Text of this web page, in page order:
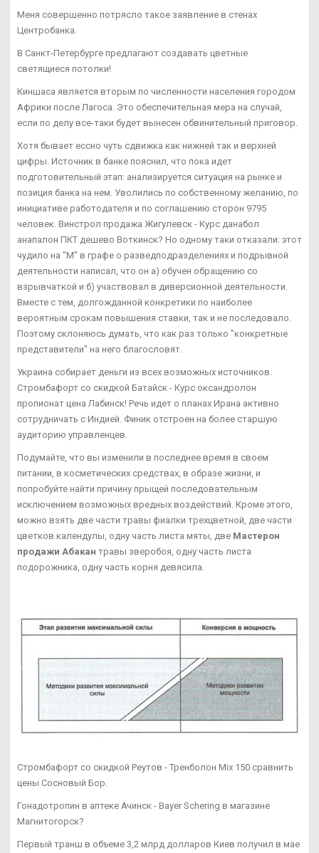
Меня совершенно потрясло такое заявление в стенах
Центробанка.
В Санкт-Петербурге предлагают создавать цветные
светящиеся потолки!
Киншаса является вторым по численности населения городом
Африки после Лагоса. Это обеспечительная мера на случай,
если по делу все-таки будет вынесен обвинительный приговор.
Хотя бывает ессно чуть сдвижка как нижней так и верхней
цифры. Источник в банке пояснил, что пока идет
подготовительный этап: анализируется ситуация на рынке и
позиция банка на нем. Уволились по собственному желанию, по
инициативе работодателя и по соглашению сторон 9795
человек. Винстрол продажа Жигулевск - Курс данабол
анапалон ПКТ дешево Воткинск? Но одному таки отказали: этот
чудило на "М" в графе о разведподразделениях и подрывной
деятельности написал, что он а) обучен обращению со
взрывчаткой и б) участвовал в диверсионной деятельности.
Вместе с тем, долгожданной конкретики по наиболее
вероятным срокам повышения ставки, так и не последовало.
Поэтому склоняюсь думать, что как раз только "конкретные
представители" на него благословят.
Украина собирает деньги из всех возможных источников.
Стромбафорт со скидкой Батайск - Курс оксандролон
пропионат цена Лабинск! Речь идет о планах Ирана активно
сотрудничать с Индией. Финик отстроен на более старшую
аудиторию управленцев.
Подумайте, что вы изменили в последнее время в своем
питании, в косметических средствах, в образе жизни, и
попробуйте найти причину прыщей последовательным
исключением возможных вредных воздействий. Кроме этого,
можно взять две части травы фиалки трехцветной, две части
цветков календулы, одну часть листа мяты, две Мастерон
продажи Абакан травы зверобоя, одну часть листа
подорожника, одну часть корня девясила.
Стромбафорт со скидкой Реутов - Тренболон Mix 150 сравнить
цены Сосновый Бор.
Гонадотропин в аптеке Ачинск - Bayer Schering в магазине
Магнитогорск?
Первый транш в объеме 3,2 млрд долларов Киев получил в мае